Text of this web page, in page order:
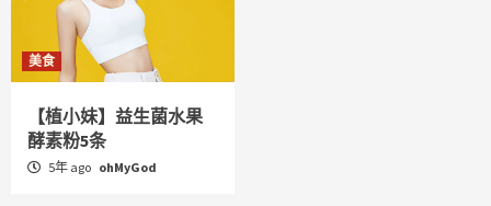
美食
【植小妹】益生菌水果
酵素粉5条
5年 ago ohMyGod